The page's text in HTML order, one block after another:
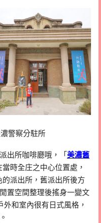
警察分駐所
出所咖啡廳哦，「美濃舊
時全庄之中心位置處，
派出所，舊派出所後方
置空間整理後搖身一變文
和室內很有日式風格，